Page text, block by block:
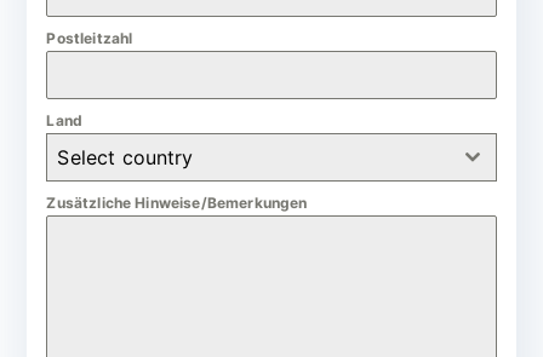
Postleitzahl
Land
Select country
Zusätzliche Hinweise/Bemerkungen